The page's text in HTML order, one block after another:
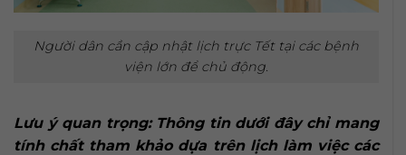
Người dân cần cập nhật lịch trực Tết tại các bệnh
viện lớn để chủ động.
Lưu ý quan trọng: Thông tin dưới đây chỉ mang
tính chất tham khảo dựa trên lịch làm việc các